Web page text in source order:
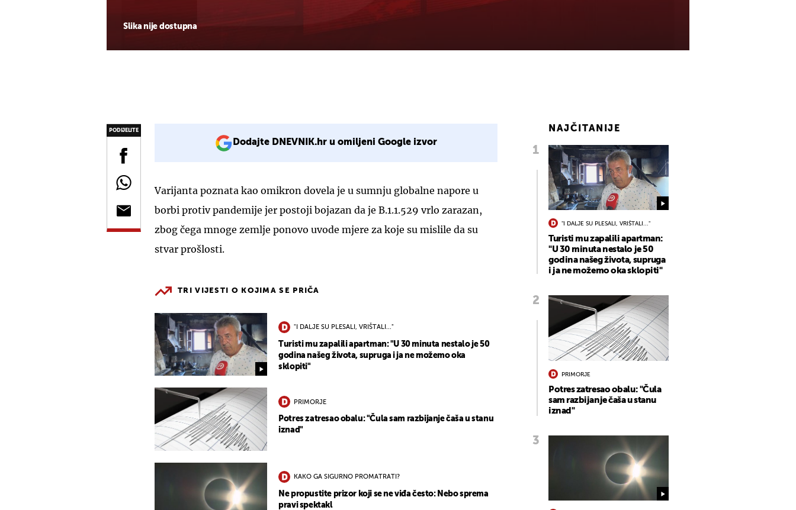
Slika nije dostupna
PODIJELITE
Dodajte DNEVNIK.hr u omiljeni Google izvor
Varijanta poznata kao omikron dovela je u sumnju globalne napore u
borbi protiv pandemije jer postoji bojazan da je B.1.1.529 vrlo zarazan,
zbog čega mnoge zemlje ponovo uvode mjere za koje su mislile da su
stvar prošlosti.
TRI VIJESTI O KOJIMA SE PRIČA
"I DALJE SU PLESALI, VRIŠTALI..."
Turisti mu zapalili apartman: "U 30 minuta nestalo je 50
godina našeg života, supruga i ja ne možemo oka
sklopiti"
PRIMORJE
Potres zatresao obalu: "Čula sam razbijanje čaša u stanu
iznad"
KAKO GA SIGURNO PROMATRATI?
Ne propustite prizor koji se ne viđa često: Nebo sprema
pravi spektakl
NAJČITANIJE
"I DALJE SU PLESALI, VRIŠTALI..."
Turisti mu zapalili apartman:
"U 30 minuta nestalo je 50
godina našeg života, supruga
i ja ne možemo oka sklopiti"
PRIMORJE
Potres zatresao obalu: "Čula
sam razbijanje čaša u stanu
iznad"